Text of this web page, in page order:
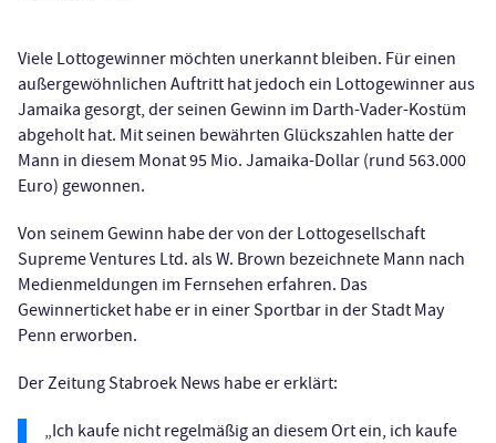
Viele Lottogewinner möchten unerkannt bleiben. Für einen
außergewöhnlichen Auftritt hat jedoch ein Lottogewinner aus
Jamaika gesorgt, der seinen Gewinn im Darth-Vader-Kostüm
abgeholt hat. Mit seinen bewährten Glückszahlen hatte der
Mann in diesem Monat 95 Mio. Jamaika-Dollar (rund 563.000
Euro) gewonnen.
Von seinem Gewinn habe der von der Lottogesellschaft
Supreme Ventures Ltd. als W. Brown bezeichnete Mann nach
Medienmeldungen im Fernsehen erfahren. Das
Gewinnerticket habe er in einer Sportbar in der Stadt May
Penn erworben.
Der Zeitung Stabroek News habe er erklärt:
„Ich kaufe nicht regelmäßig an diesem Ort ein, ich kaufe